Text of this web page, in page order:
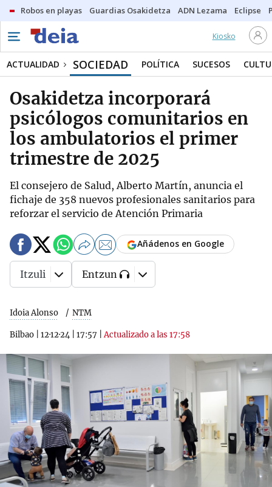
Robos en playas Guardias Osakidetza ADN Lezama Eclipse
Kiosko
ACTUALIDAD SOCIEDAD POLÍTICA SUCESOS
Osakidetza incorporará
psicólogos comunitarios en
los ambulatorios el primer
trimestre de 2025
El consejero de Salud, Alberto Martín, anuncia el
fichaje de 358 nuevos profesionales sanitarios para
reforzar el servicio de Atención Primaria
Idoia Alonso NTM
Bilbao 12·12·24 17:57 |Actualizado a las 17:58
Añádenos en Google
Itzuli Entzun